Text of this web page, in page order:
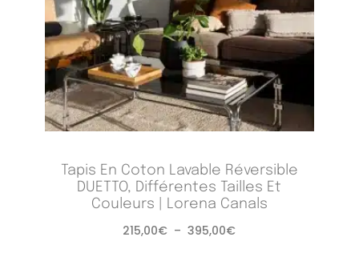
Tapis En Coton Lavable Réversible
DUETTO, Différentes Tailles Et
Couleurs | Lorena Canals
215,00€ – 395,00€